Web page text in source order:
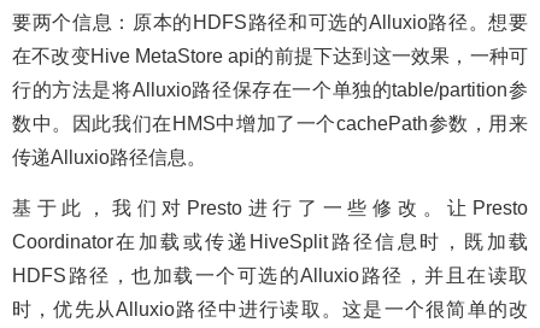
要两个信息：原本的HDFS路径和可选的Alluxio路径。想要
在不改变Hive MetaStore api的前提下达到这一效果，一种可
行的方法是将Alluxio路径保存在一个单独的table/partition参
数中。因此我们在HMS中增加了一个cachePath参数，用来
传递Alluxio路径信息。
基于此，我们对Presto进行了一些修改。让Presto
Coordinator在加载或传递HiveSplit路径信息时，既加载
HDFS路径，也加载一个可选的Alluxio路径，并且在读取
时，优先从Alluxio路径中进行读取。这是一个很简单的改